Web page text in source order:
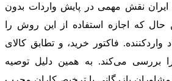
نقش مهمی در پایش واردات بدون
حال که اجازه استفاده از این روش را
واردکننده. فاکتور خرید، و تطابق کالای
بررسی می‌کند. به همین دلیل توصیه